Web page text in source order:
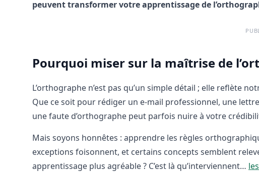
peuvent transformer votre apprentissage de
Pourquoi miser sur la maîtrise de
L’orthographe n’est pas qu’un simple détail ; elle reflète
Que ce soit pour rédiger un e-mail professionnel, une
une faute d’orthographe peut parfois nuire à votre
Mais soyons honnêtes : apprendre les règles
exceptions foisonnent, et certains concepts semblent
apprentissage plus agréable ? C’est là qu’interviennent…